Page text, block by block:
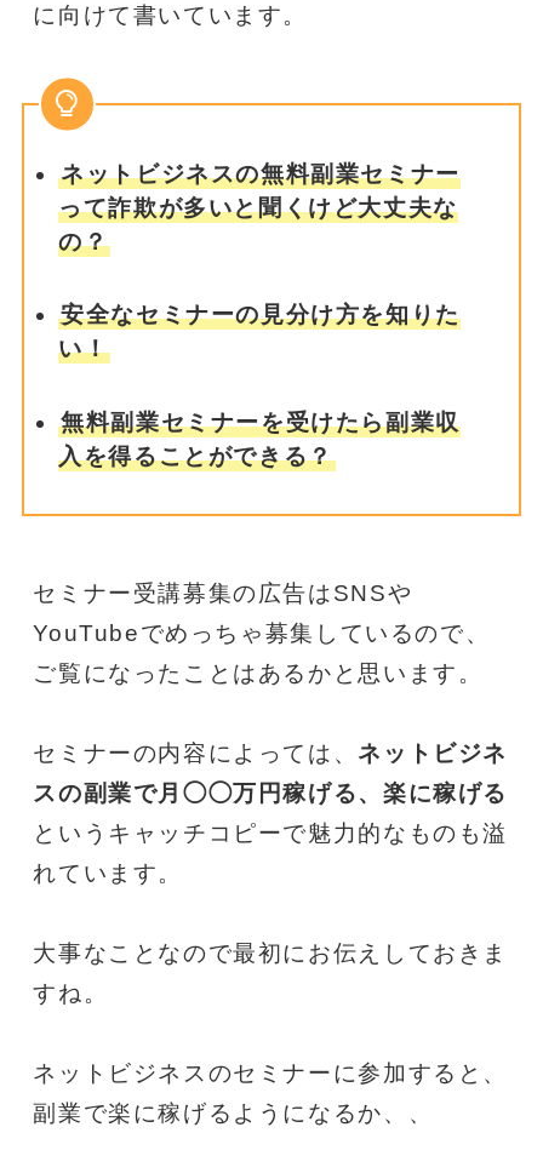
に向けて書いています。
ネットビジネスの無料副業セミナー
って詐欺が多いと聞くけど大丈夫な
の？
安全なセミナーの見分け方を知りた
い！
無料副業セミナーを受けたら副業収
入を得ることができる？
セミナー受講募集の広告はSNSや
YouTubeでめっちゃ募集しているので、
ご覧になったことはあるかと思います。
セミナーの内容によっては、ネットビジネ
スの副業で月◯◯万円稼げる、楽に稼げる
というキャッチコピーで魅力的なものも溢
れています。
大事なことなので最初にお伝えしておきま
すね。
ネットビジネスのセミナーに参加すると、
副業で楽に稼げるようになるか、、